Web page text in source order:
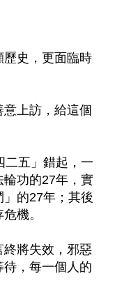
史，更面臨時
上訪，給這個
二五」錯起，一
功的27年，實
的27年；其後
機。
將失效，邪惡
，每一個人的